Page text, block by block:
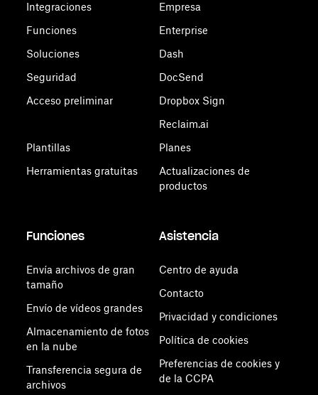
Integraciones
Funciones
Soluciones
Seguridad
Acceso preliminar
Plantillas
Herramientas gratuitas
Empresa
Enterprise
Dash
DocSend
Dropbox Sign
Reclaim.ai
Planes
Actualizaciones de
productos
Funciones
Envía archivos de gran
tamaño
Envío de vídeos grandes
Almacenamiento de fotos
en la nube
Transferencia segura de
archivos
Asistencia
Centro de ayuda
Contacto
Privacidad y condiciones
Política de cookies
Preferencias de cookies y
de la CCPA